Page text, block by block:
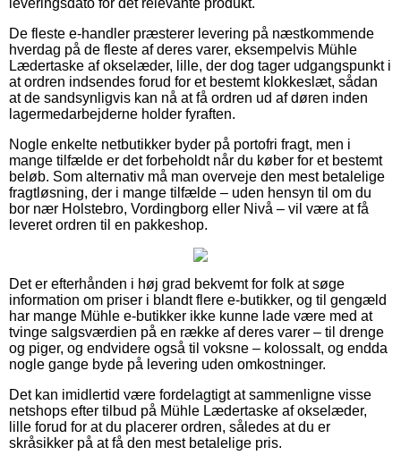
De fleste e-handler præsterer levering på næstkommende
hverdag på de fleste af deres varer, eksempelvis Mühle
Lædertaske af okselæder, lille, der dog tager udgangspunkt i
at ordren indsendes forud for et bestemt klokkeslæt, sådan
at de sandsynligvis kan nå at få ordren ud af døren inden
lagermedarbejderne holder fyraften.
Nogle enkelte netbutikker byder på portofri fragt, men i
mange tilfælde er det forbeholdt når du køber for et bestemt
beløb. Som alternativ må man overveje den mest betalelige
fragtløsning, der i mange tilfælde – uden hensyn til om du
bor nær Holstebro, Vordingborg eller Nivå – vil være at få
leveret ordren til en pakkeshop.
Det er efterhånden i høj grad bekvemt for folk at søge
information om priser i blandt flere e-butikker, og til gengæld
har mange Mühle e-butikker ikke kunne lade være med at
tvinge salgsværdien på en række af deres varer – til drenge
og piger, og endvidere også til voksne – kolossalt, og endda
nogle gange byde på levering uden omkostninger.
Det kan imidlertid være fordelagtigt at sammenligne visse
netshops efter tilbud på Mühle Lædertaske af okselæder,
lille forud for at du placerer ordren, således at du er
skråsikker på at få den mest betalelige pris.